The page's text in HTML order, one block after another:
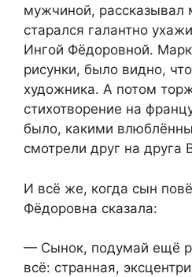
мужчиной, рассказывал
старался галантно
Ингой Фёдоровной.
рисунки, было видно,
художника. А потом
стихотворение на
было, какими
смотрели друг на друга
И всё же, когда сын
Фёдоровна сказала:
— Сынок, подумай ещё
всё: странная,